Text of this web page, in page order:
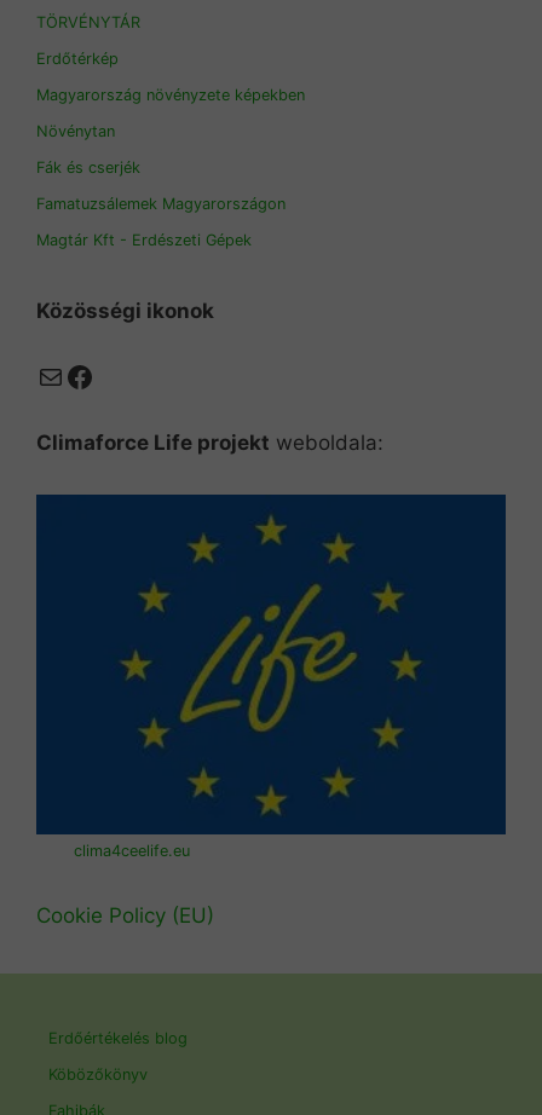
TÖRVÉNYTÁR
Erdőtérkép
Magyarország növényzete képekben
Növénytan
Fák és cserjék
Famatuzsálemek Magyarországon
Magtár Kft - Erdészeti Gépek
Közösségi ikonok
MailFacebook
Climaforce Life projekt weboldala:
clima4ceelife.eu
Cookie Policy (EU)
Erdőértékelés blog
Köbözőkönyv
Fahibák